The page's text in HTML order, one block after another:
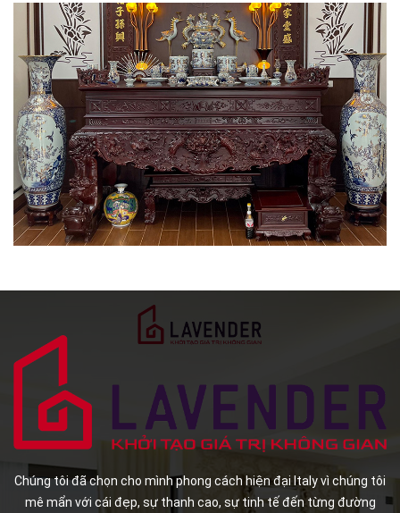
Chúng tôi đã chọn cho mình phong cách hiện đại Italy vì chúng tôi
mê mẩn với cái đẹp, sự thanh cao, sự tinh tế đến từng đường